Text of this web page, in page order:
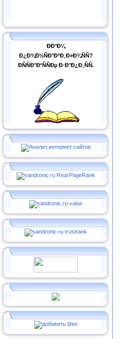
ÐÐ°Ð¼
Ð¿Ð¾Ð½ÑÐ°Ð²Ð¸Ð»Ð¾ÑÑ?
ÐÑÑÐ°Ð²ÑÑÐµ Ð·Ð°Ð¿Ð¸ÑÑ.